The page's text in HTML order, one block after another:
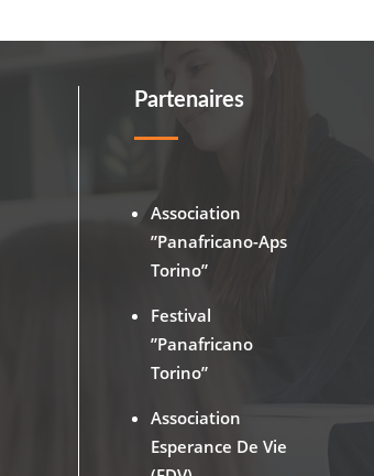
Partenaires
Association
”Panafricano-Aps
Torino”
Festival
”Panafricano
Torino”
Association
Esperance De Vie